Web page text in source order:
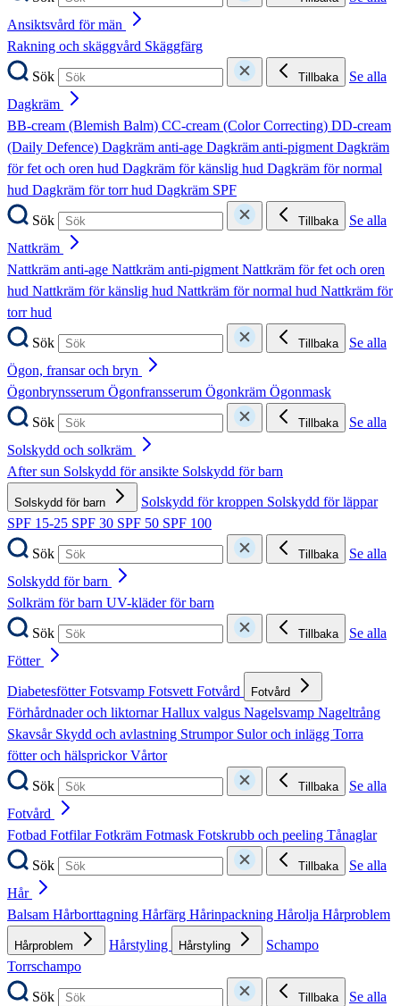
Ansiktsvård för män
Rakning och skäggvård Skäggfärg
Sök
Tillbaka
Se alla
Dagkräm
BB-cream (Blemish Balm) CC-cream (Color Correcting) DD-cream
(Daily Defence) Dagkräm anti-age Dagkräm anti-pigmentDagkräm
för fet och oren hud Dagkräm för känslig hud Dagkräm för normal
hud Dagkräm för torr hud Dagkräm SPF
Sök
Tillbaka
Se alla
Nattkräm
Nattkräm anti-age Nattkräm anti-pigmentNattkräm för fet och oren
hud Nattkräm för känslig hud Nattkräm för normal hud Nattkräm för
torr hud
Sök
Tillbaka
Se alla
Ögon, fransar och bryn
Ögonbrynsserum Ögonfransserum Ögonkräm Ögonmask
Sök
Tillbaka
Se alla
Solskydd och solkräm
After sun Solskydd för ansikte Solskydd för barn
Solskydd för barn Solskydd för kroppen Solskydd för läppar
SPF 15-25 SPF 30 SPF 50 SPF 100
Sök
Tillbaka
Se alla
Solskydd för barn
Solkräm för barn UV-kläder för barn
Sök
Tillbaka
Se alla
Fötter
DiabetesfötterFotsvamp FotsvettFotvård Fotvård
Förhårdnader och liktornarHallux valgus Nagelsvamp Nageltrång
Skavsår Skydd och avlastning Strumpor Sulor och inlägg Torra
fötter och hälsprickorVårtor
Sök
Tillbaka
Se alla
Fotvård
Fotbad FotfilarFotkräm Fotmask Fotskrubb och peeling Tånaglar
Sök
Tillbaka
Se alla
Hår
Balsam Hårborttagning Hårfärg Hårinpackning Hårolja Hårproblem
Hårproblem Hårstyling Hårstyling
Schampo
Torrschampo
Sök
Tillbaka
Se alla